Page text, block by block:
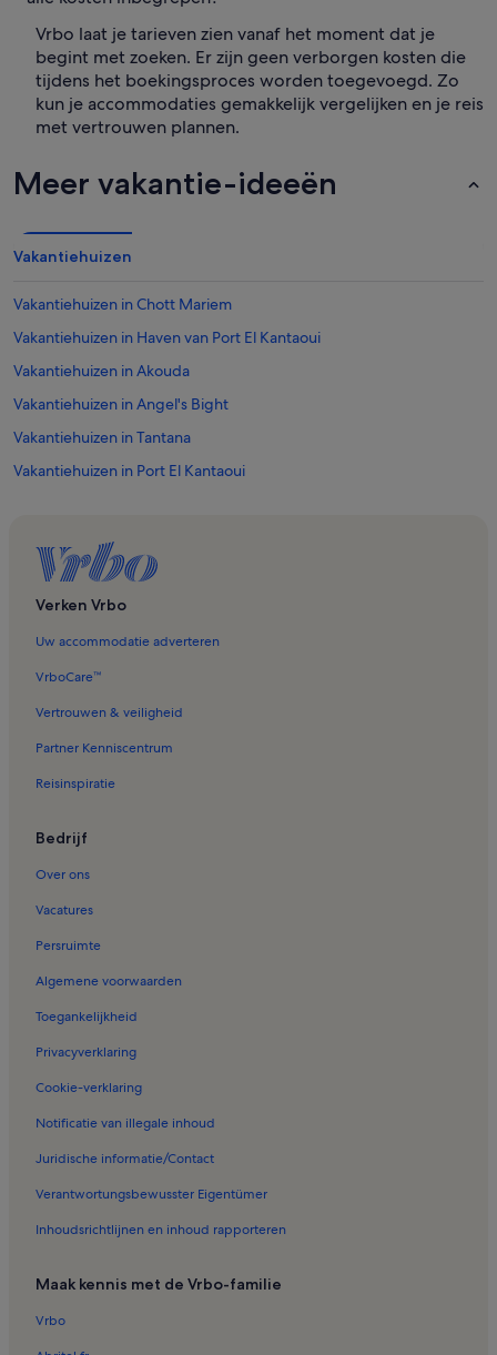
Vrbo laat je tarieven zien vanaf het moment dat je
begint met zoeken. Er zijn geen verborgen kosten die
tijdens het boekingsproces worden toegevoegd. Zo
kun je accommodaties gemakkelijk vergelijken en je reis
met vertrouwen plannen.
Meer vakantie-ideeën
Vakantiehuizen
Vakantiehuizen in Chott Mariem
Vakantiehuizen in Haven van Port El Kantaoui
Vakantiehuizen in Akouda
Vakantiehuizen in Angel's Bight
Vakantiehuizen in Tantana
Vakantiehuizen in Port El Kantaoui
Vakantiehuizen in Strand van Port El Kantaoui
Vakantiehuizen in Enfidha
Huizen in Akouda
Longstay in Chott Mariem
Accommodaties aan een meer in Akouda
Landhuizen in Chott Mariem
Verken Vrbo
Uw accommodatie adverteren
VrboCare™
Vertrouwen & veiligheid
Partner Kenniscentrum
Reisinspiratie
Bedrijf
Over ons
Vacatures
Persruimte
Algemene voorwaarden
Toegankelijkheid
Privacyverklaring
Cookie-verklaring
Notificatie van illegale inhoud
Juridische informatie/Contact
Verantwortungsbewusster Eigentümer
Inhoudsrichtlijnen en inhoud rapporteren
Maak kennis met de Vrbo-familie
Vrbo